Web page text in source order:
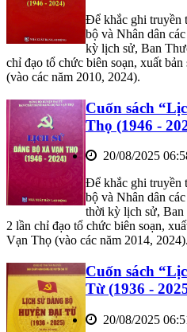
Để khắc ghi truyền
bộ và Nhân dân
kỳ lịch sử, Ban
chỉ đạo tổ chức biên soạn, xuất
(vào các năm 2010, 2024).
Cuốn sách
Thọ (1946 -
20/08/2025
Để khắc ghi truyền
bộ và Nhân dân
thời kỳ lịch sử, Ban
2 lần chỉ đạo tổ chức biên soạn,
Vạn Thọ (vào các năm 2014, 2024).
Cuốn sách
Từ (1936 -
20/08/2025